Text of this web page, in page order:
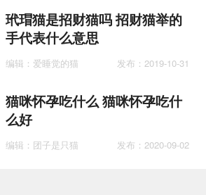
玳瑁猫是招财猫吗 招财猫举的
手代表什么意思
编辑：爱睡觉的猫 发布：2019-10-31
猫咪怀孕吃什么 猫咪怀孕吃什
么好
编辑：团子是只猫 发布：2020-09-02